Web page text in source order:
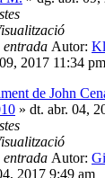
Autor:
2017 11:34 pm
de John
» dt. abr. 04,
Autor:
2017 9:49 am